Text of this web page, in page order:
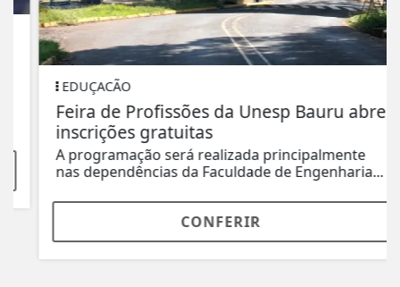
EDUÇACÃO
Feira de Profissões da Unesp Bauru abre
inscrições gratuitas
A programação será realizada principalmente
nas dependências da Faculdade de Engenharia...
CONFERIR